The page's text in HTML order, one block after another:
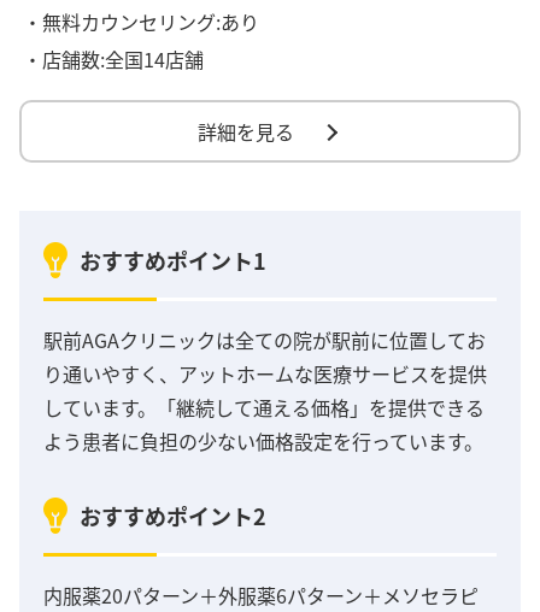
・無料カウンセリング:あり
・店舗数:全国14店舗
詳細を見る
おすすめポイント1
駅前AGAクリニックは全ての院が駅前に位置してお
り通いやすく、アットホームな医療サービスを提供
しています。「継続して通える価格」を提供できる
よう患者に負担の少ない価格設定を行っています。
おすすめポイント2
内服薬20パターン＋外服薬6パターン＋メソセラピ